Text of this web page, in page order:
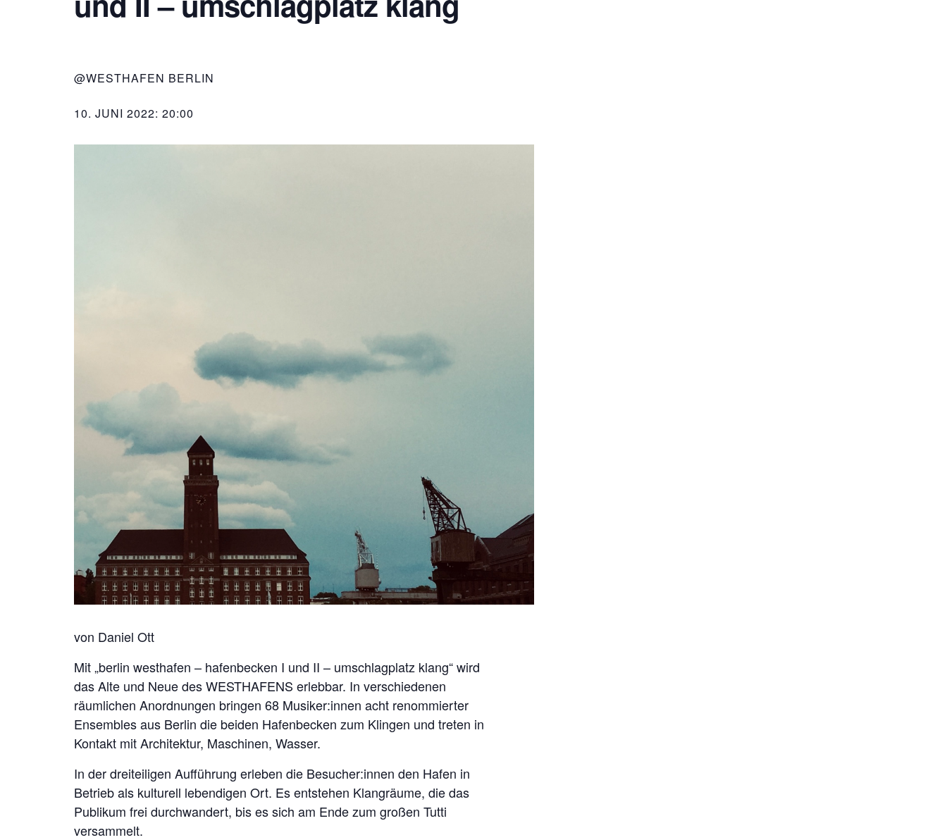
@WESTHAFEN BERLIN
10. JUNI 2022: 20:00
von Daniel Ott
Mit „berlin westhafen – hafenbecken I und II – umschlagplatz klang“ wird
das Alte und Neue des WESTHAFENS erlebbar. In verschiedenen
räumlichen Anordnungen bringen 68 Musiker:innen acht renommierter
Ensembles aus Berlin die beiden Hafenbecken zum Klingen und treten in
Kontakt mit Architektur, Maschinen, Wasser.
In der dreiteiligen Aufführung erleben die Besucher:innen den Hafen in
Betrieb als kulturell lebendigen Ort. Es entstehen Klangräume, die das
Publikum frei durchwandert, bis es sich am Ende zum großen Tutti
versammelt.